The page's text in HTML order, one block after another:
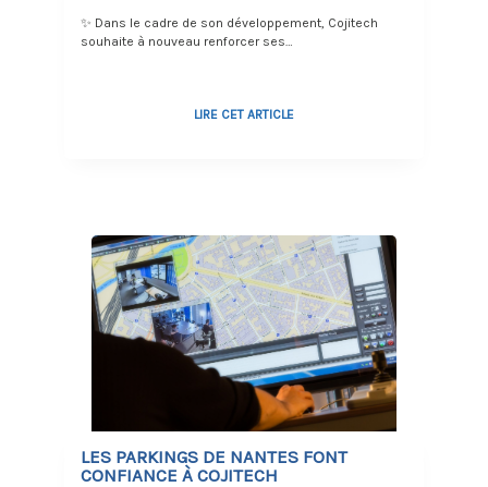
✨ Dans le cadre de son développement, Cojitech
souhaite à nouveau renforcer ses…
LIRE CET ARTICLE
LES PARKINGS DE NANTES FONT
CONFIANCE À COJITECH